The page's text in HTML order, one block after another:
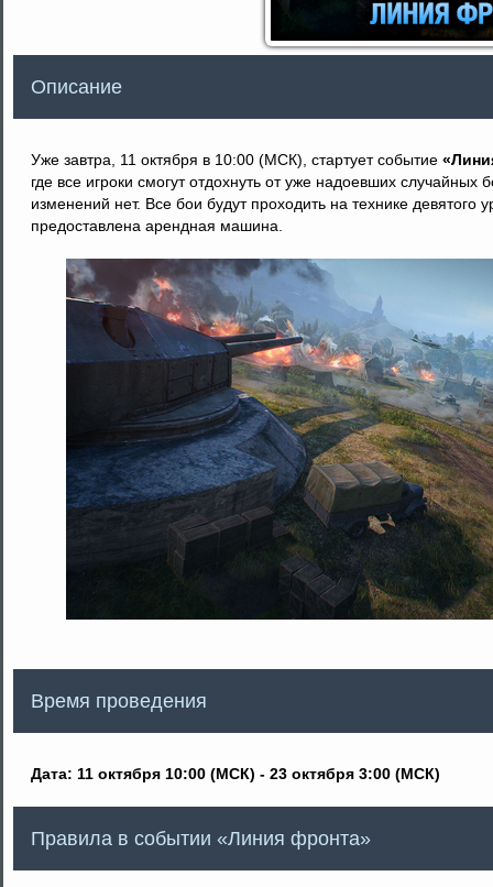
Описание
Уже завтра, 11 октября в 10:00 (МСК), стартует событие
где все игроки смогут отдохнуть от уже надоевших
изменений нет. Все бои будут проходить на технике девятого
предоставлена арендная машина.
Время проведения
Дата: 11 октября 10:00 (МСК) - 23 октября 3:00 (МСК)
Правила в событии «Линия фронта»